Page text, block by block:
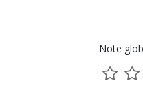
Note
1